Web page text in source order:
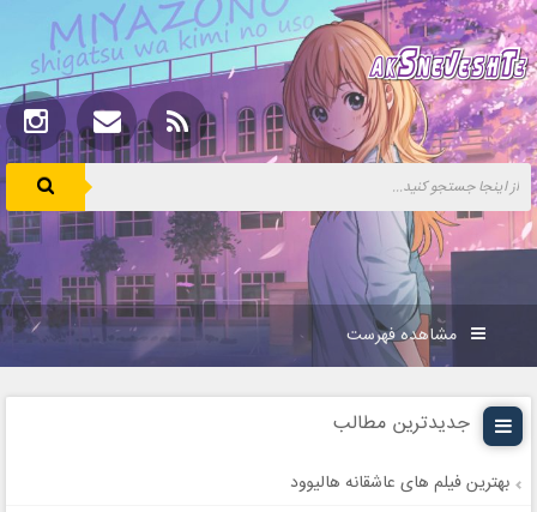
مشاهده فهرست
جدیدترین مطالب
بهترین فیلم های عاشقانه هالیوود